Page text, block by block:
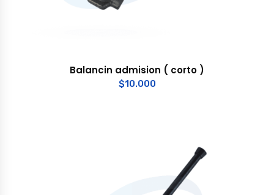
Balancin admision ( corto )
$10.000